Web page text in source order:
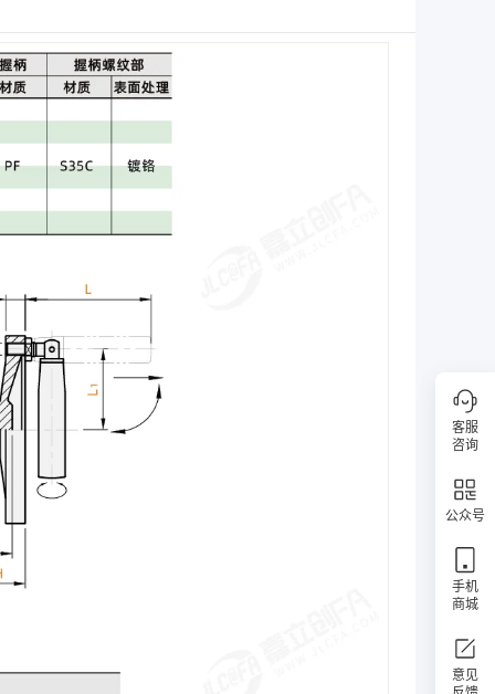
客服
咨询
公众号
手机
商城
意见